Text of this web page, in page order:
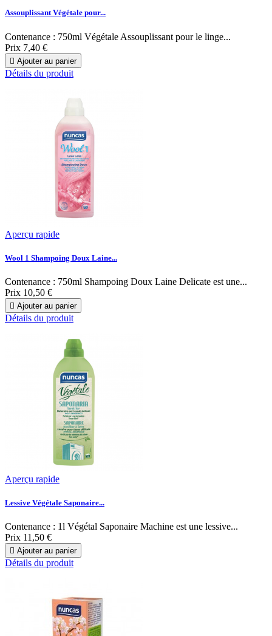
Assouplissant Végétale pour...
Contenance : 750ml Végétale Assouplissant pour le linge...
Prix 7,40 €
 Ajouter au panier
Détails du produit
Aperçu rapide
Wool 1 Shampoing Doux Laine...
Contenance : 750ml Shampoing Doux Laine Delicate est une...
Prix 10,50 €
 Ajouter au panier
Détails du produit
Aperçu rapide
Lessive Végétale Saponaire...
Contenance : 1l Végétal Saponaire Machine est une lessive...
Prix 11,50 €
 Ajouter au panier
Détails du produit